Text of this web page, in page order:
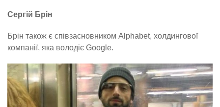
Сергій Брін
Брін також є співзасновником Alphabet, холдингової
компанії, яка володіє Google.